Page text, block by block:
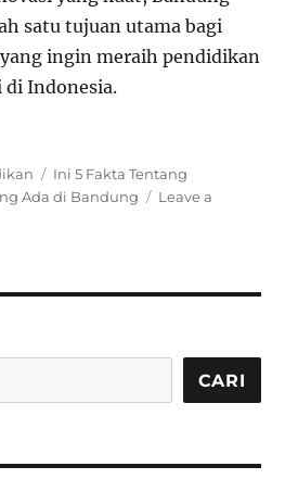
satu tujuan utama bagi
ingin meraih pendidikan
Indonesia.
T
a
Ini 5 Fakta Tentang
Ada di Bandung
Leave a
CARI